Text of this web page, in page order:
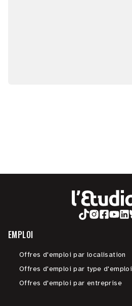
EMPLOI
Offres d'emploi par localisation
Offres d'emploi par type d'emploi
Offres d'emploi par entreprise